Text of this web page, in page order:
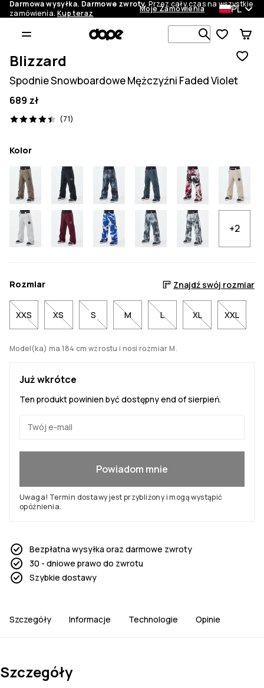
Darmowa wysyłka. Darmowe zwroty. Przez cały czas na wszystkie
zamówienia. Kup teraz Moje Zamówienia PL
Szukaj w 1
Blizzard
Spodnie Snowboardowe Mężczyźni Faded Violet
689 zł
(71)
71 recenzje, 4.4/5
Kolor
+2
Rozmiar Znajdź swój rozmiar
XXS XS S M L XL XXL
Model(ka) ma 184 cm wzrostu i nosi rozmiar M.
Już wkrótce
Ten produkt powinien być dostępny end of sierpień.
Powiadom mnie
Uwaga! Termin dostawy jest przybliżony i mogą wystąpić
opóźnienia.
Bezpłatna wysyłka oraz darmowe zwroty
30 - dniowe prawo do zwrotu
Szybkie dostawy
Szczegóły Informacje Technologie Opinie
Szczegóły